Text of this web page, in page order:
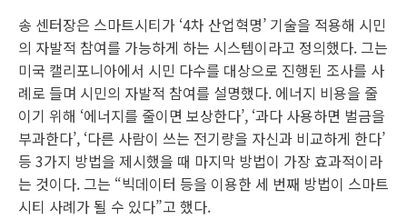
송 센터장은 스마트시티가 ‘4차 산업혁명’ 기술을 적용해 시민
의 자발적 참여를 가능하게 하는 시스템이라고 정의했다. 그는
미국 캘리포니아에서 시민 다수를 대상으로 진행된 조사를 사
례로 들며 시민의 자발적 참여를 설명했다. 에너지 비용을 줄
이기 위해 ‘에너지를 줄이면 보상한다’, ‘과다 사용하면 벌금을
부과한다’, ‘다른 사람이 쓰는 전기량을 자신과 비교하게 한다’
등 3가지 방법을 제시했을 때 마지막 방법이 가장 효과적이라
는 것이다. 그는 “빅데이터 등을 이용한 세 번째 방법이 스마트
시티 사례가 될 수 있다”고 했다.